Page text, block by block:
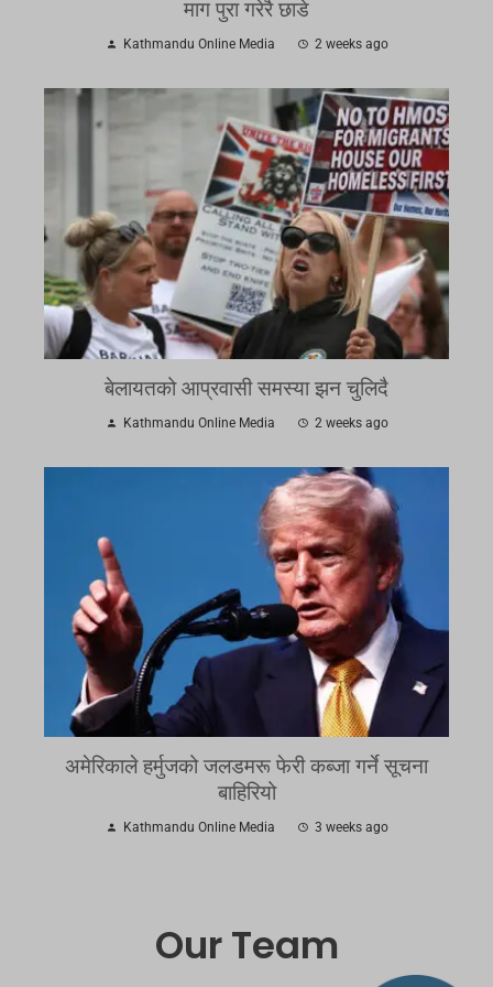
माग पुरा गरेरै छाडे
Kathmandu Online Media 2 weeks ago
बेलायतको आप्रवासी समस्या झन चुलिदै
Kathmandu Online Media 2 weeks ago
अमेरिकाले हर्मुजको जलडमरू फेरी कब्जा गर्ने सूचना
बाहिरियो
Kathmandu Online Media 3 weeks ago
Our Team